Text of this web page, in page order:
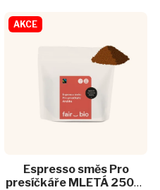
AKCE
Espresso směs Pro
presíčkáře MLETÁ 250g |